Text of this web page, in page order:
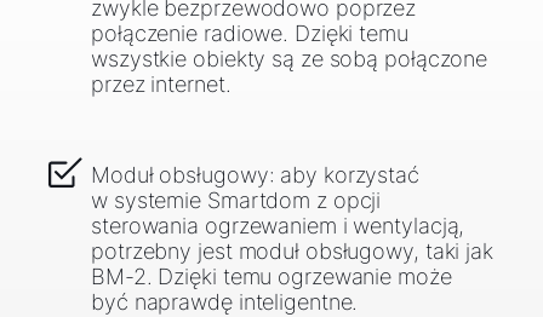
zwykle bezprzewodowo poprzez
połączenie radiowe. Dzięki temu
wszystkie obiekty są ze sobą połączone
przez internet.
Moduł obsługowy: aby korzystać
w systemie Smartdom z opcji
sterowania ogrzewaniem i wentylacją,
potrzebny jest moduł obsługowy, taki jak
BM-2. Dzięki temu ogrzewanie może
być naprawdę inteligentne.